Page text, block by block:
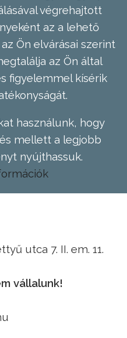
végrehajtott
az a lehető
Ön elvárásai szerint
az Ön által
figyelemmel kísérik
használunk, hogy
mellett a legjobb
nyújthassuk.
utca 7. II. em. 11.
vállalunk!